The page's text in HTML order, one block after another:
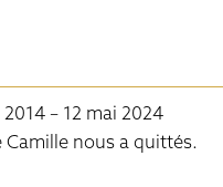
2014 – 12 mai 2024
Camille nous a quittés.